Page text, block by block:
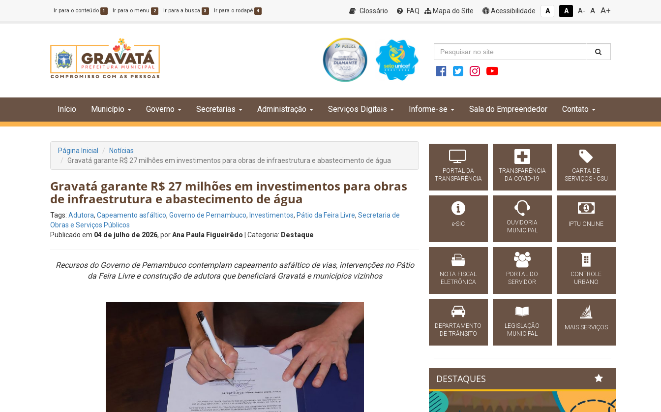
Ir para o conteúdo 1 Ir para o menu 2 Ir para a busca 3 Ir para o rodapé 4 Glossário FAQ Mapa do Site Acessibilidade A A A- A A+
Início Município Governo Secretarias Administração Serviços Digitais Informe-se Sala do Empreendedor Contato
Página Inicial
Notícias
Gravatá garante R$ 27 milhões em investimentos para obras de infraestrutura e abastecimento de água
Gravatá garante R$ 27 milhões em investimentos para obras
de infraestrutura e abastecimento de água
Tags: Adutora, Capeamento asfáltico, Governo de Pernambuco, Investimentos, Pátio da Feira Livre, Secretaria de
Obras e Serviços Públicos
Publicado em 04 de julho de 2026, porAna Paula Figueirêdo | Categoria: Destaque
Recursos do Governo de Pernambuco contemplam capeamento asfáltico de vias, intervenções no Pátio
da Feira Livre e construção de adutora que beneficiará Gravatá e municípios vizinhos
PORTAL DA
TRANSPARÊNCIA
TRANSPARÊNCIA
DA COVID-19
CARTA DE
SERVIÇOS - CSU
e-SIC
OUVIDORIA
MUNICIPAL
IPTU ONLINE
NOTA FISCAL
ELETRÔNICA
PORTAL DO
SERVIDOR
CONTROLE
URBANO
DEPARTAMENTO
DE TRÂNSITO
LEGISLAÇÃO
MUNICIPAL
MAIS SERVIÇOS
DESTAQUES